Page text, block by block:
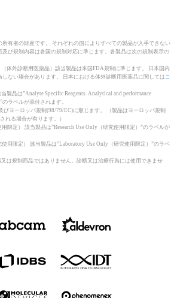
所有者の財産です。 それぞれの国によりすべての製品が入手できない
び規制内容は各国の規制対応に準じます。各製品は次の規制表示の
体外診断用医薬品）該当製品は米国FDA規制に準じます。 日本国内
ない場合があります。 日本における体外診断用医薬品に関しては こ
製品は”Analyte Specific Reagents. Analytical and performance
のラベルが添付されます。
ヨーロッパ規制(98/79/EC)に順じます。 （製品はヨーロッパ規制
れる場合が有ります。）
限定） 該当製品は”Research Use Only（研究使用限定）”のラベルが
用限定） 該当製品は”Laboratory Use Only（研究使用限定）”のラベ
は規制商品ではありません。診断又は治療行為には使用できませ